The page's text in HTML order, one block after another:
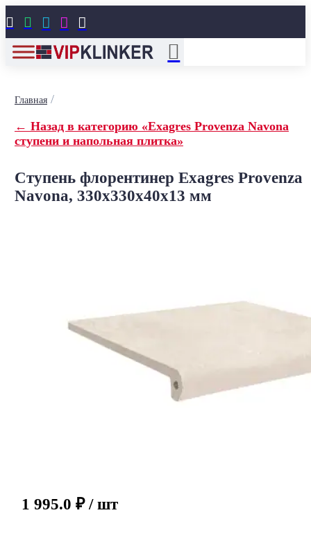
    
Главная/
← Назад в категорию «Exagres Provenza Navona
ступени и напольная плитка»
Ступень флорентинер Exagres Provenza
Navona, 330x330x40x13 мм
1 995.0 ₽ / шт